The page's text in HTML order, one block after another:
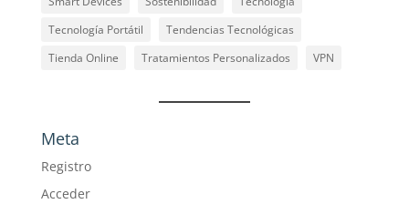
Tecnología Portátil
Tendencias Tecnológicas
Tienda Online
Tratamientos Personalizados VPN
Meta
Registro
Acceder